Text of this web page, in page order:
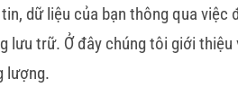
dữ liệu của bạn thông qua việc
lưu trữ. Ở đây chúng tôi giới
lượng.